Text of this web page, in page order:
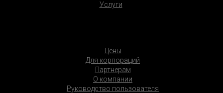
Цены
Для корпораций
Партнерам
О компании
Руководство пользователя
Услуги